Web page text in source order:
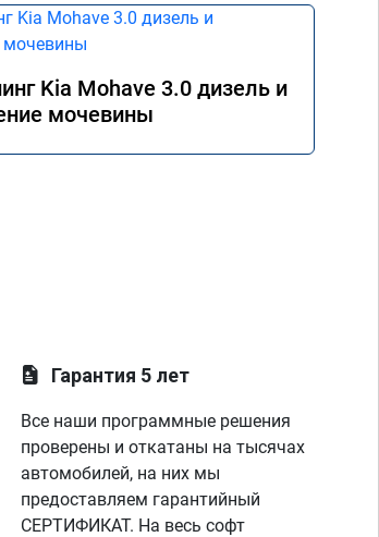
Kia Mohave 3.0 дизель и
мочевины
Гарантия 5 лет
Все наши программные решения
проверены и откатаны на тысячах
автомобилей, на них мы
предоставляем гарантийный
СЕРТИФИКАТ. На весь софт